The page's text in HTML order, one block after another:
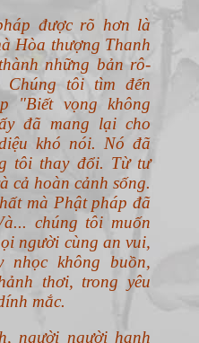
được rõ hơn là
Hòa thượng Thanh
những bản rô-
tôi tìm đến
"Biết vọng không
đã mang lại cho
khó nói. Nó đã
tôi thay đổi. Từ tư
cả hoàn cảnh sống.
mà Phật pháp đã
chúng tôi muốn
người cùng an vui,
nhọc không buồn,
thơi, trong yêu
mắc.
người người hạnh